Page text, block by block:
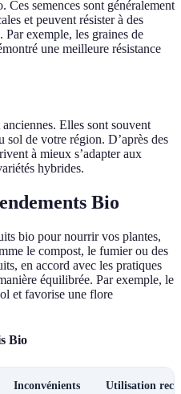
Ces semences sont généralement
et peuvent résister à des
Par exemple, les graines de
une meilleure résistance
Elles sont souvent
sol de votre région. D’après des
à mieux s’adapter aux
hybrides.
Bio
bio pour nourrir vos plantes,
le compost, le fumier ou des
en accord avec les pratiques
équilibrée. Par exemple, le
et favorise une flore
Bio
Inconvénients Utilisation